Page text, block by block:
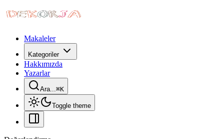
Makaleler
Kategoriler
Hakkımızda
Yazarlar
Ara...⌘K
Toggle theme